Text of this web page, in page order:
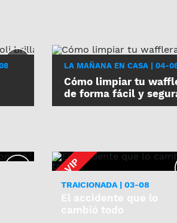
LA MAÑANA EN CASA | 04-
Cómo limpiar tu
de forma fácil y
TRAICIONADA | 03-08
El accidente que lo
cambió todo